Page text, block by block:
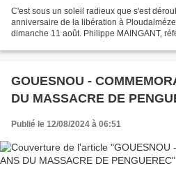
C'est sous un soleil radieux que s'est
anniversaire de la libération à
dimanche 11 août. Philippe MAINGANT,
GOUESNOU -
DU MASSACRE DE
Publié le 12/08/2024 à 06:51